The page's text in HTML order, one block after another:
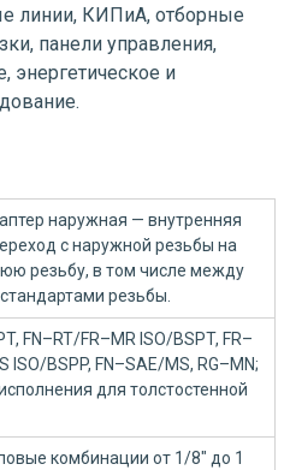
линии, КИПиА, отборные
панели управления,
энергетическое и
наружная — внутренняя
с наружной резьбы на
резьбу, в том числе между
резьбы.
FN–RT/FR–MR ISO/BSPT, FR–
ISO/BSPP, FN–SAE/MS, RG–MN;
для толстостенной
комбинации от 1/8" до 1